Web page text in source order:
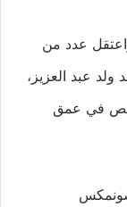
عدد من
عبد العزيز،
تغص في عمق